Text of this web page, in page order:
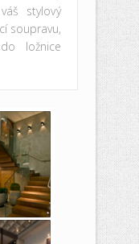
stylový
soupravu,
ložnice